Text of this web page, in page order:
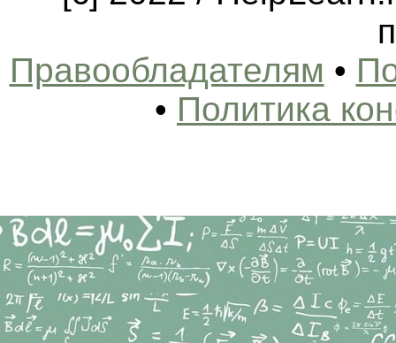
Правообладателям •
• Политика